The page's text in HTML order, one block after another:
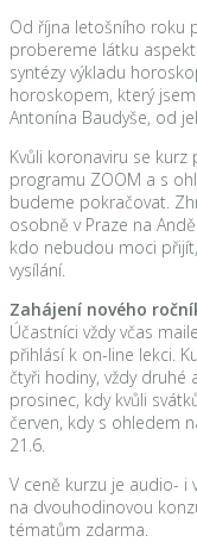
Od října letošního roku
probereme látku
syntézy výkladu
horoskopem, který
Antonína Baudyše, od
Kvůli koronaviru se
programu ZOOM a s
budeme pokračovat.
osobně v Praze na
kdo nebudou moci
vysílání.
Zahájení nového
Účastníci vždy včas
přihlásí k on-line lekci.
čtyři hodiny, vždy druhé
prosinec, kdy kvůli
červen, kdy s ohledem
21.6.
V ceně kurzu je audio- i
na dvouhodinovou
tématům zdarma.